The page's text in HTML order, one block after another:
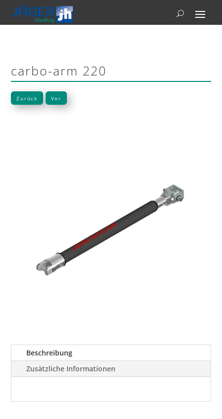
carbo-arm 220
Zurück Vor
Beschreibung
Zusätzliche Informationen